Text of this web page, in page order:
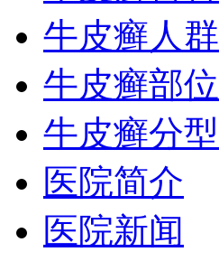
牛皮癣人群
牛皮癣部位
牛皮癣分型
医院简介
医院新闻